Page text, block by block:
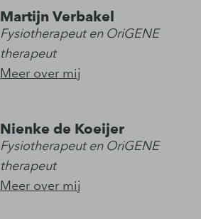
Martijn Verbakel
Fysiotherapeut en OriGENE
therapeut
Meer over mij
Nienke de Koeijer
Fysiotherapeut en OriGENE
therapeut
Meer over mij